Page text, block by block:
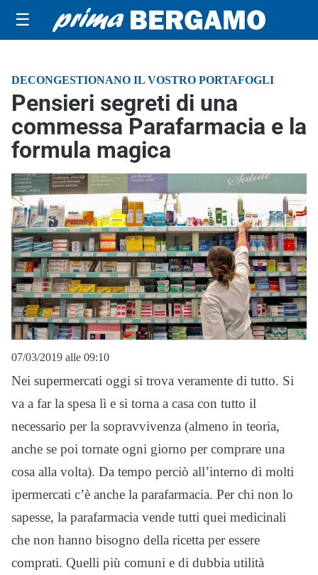
☰
DECONGESTIONANO IL VOSTRO PORTAFOGLI
Pensieri segreti di una
commessa Parafarmacia e la
formula magica
07/03/2019 alle 09:10
Nei supermercati oggi si trova veramente di tutto. Si
va a far la spesa lì e si torna a casa con tutto il
necessario per la sopravvivenza (almeno in teoria,
anche se poi tornate ogni giorno per comprare una
cosa alla volta). Da tempo perciò all’interno di molti
ipermercati c’è anche la parafarmacia. Per chi non lo
sapesse, la parafarmacia vende tutti quei medicinali
che non hanno bisogno della ricetta per essere
comprati. Quelli più comuni e di dubbia utilità